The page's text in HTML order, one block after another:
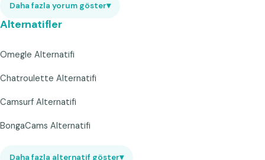
Daha fazla yorum göster▾
Alternatifler
Omegle Alternatifi
Chatroulette Alternatifi
Camsurf Alternatifi
BongaCams Alternatifi
Daha fazla alternatif göster▾